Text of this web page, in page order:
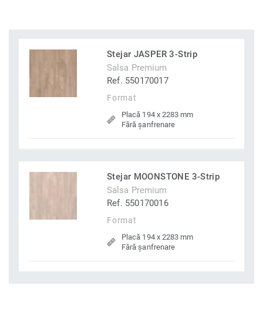
Stejar JASPER 3-Strip
Salsa Premium
Ref. 550170017
Format
Placă 194 x 2283 mm
Fără șanfrenare
Stejar MOONSTONE 3-Strip
Salsa Premium
Ref. 550170016
Format
Placă 194 x 2283 mm
Fără șanfrenare